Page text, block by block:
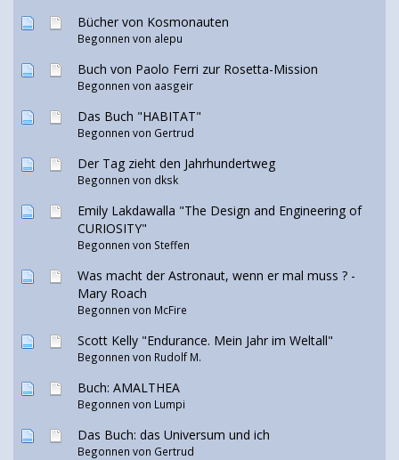
Bücher von Kosmonauten
Begonnen von alepu
Buch von Paolo Ferri zur Rosetta-Mission
Begonnen von aasgeir
Das Buch "HABITAT"
Begonnen von Gertrud
Der Tag zieht den Jahrhundertweg
Begonnen von dksk
Emily Lakdawalla "The Design and Engineering of
CURIOSITY"
Begonnen von Steffen
Was macht der Astronaut, wenn er mal muss ? -
Mary Roach
Begonnen von McFire
Scott Kelly "Endurance. Mein Jahr im Weltall"
Begonnen von Rudolf M.
Buch: AMALTHEA
Begonnen von Lumpi
Das Buch: das Universum und ich
Begonnen von Gertrud